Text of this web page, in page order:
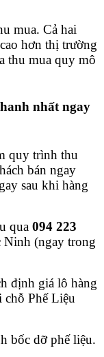
mua. Cả hai
hơn thị trường
thu mua quy mô
nhất ngay
quy trình thu
bán ngay
sau khi hàng
qua 094 223
Ninh (ngay trong
định giá lô hàng
chỗ Phế Liệu
bốc dỡ phế liệu.